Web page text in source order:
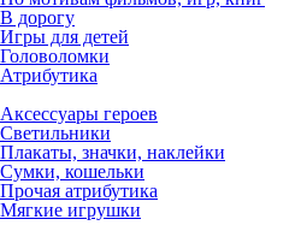
В дорогу
Игры для детей
Головоломки
Атрибутика
Аксессуары героев
Светильники
Плакаты, значки, наклейки
Сумки, кошельки
Прочая атрибутика
Мягкие игрушки